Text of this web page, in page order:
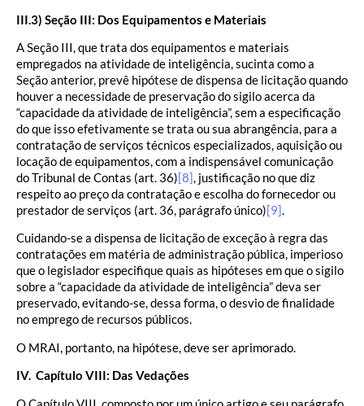
III.3) Seção III: Dos Equipamentos e Materiais
A Seção III, que trata dos equipamentos e materiais
empregados na atividade de inteligência, sucinta como a
Seção anterior, prevê hipótese de dispensa de licitação quando
houver a necessidade de preservação do sigilo acerca da
“capacidade da atividade de inteligência”, sem a especificação
do que isso efetivamente se trata ou sua abrangência, para a
contratação de serviços técnicos especializados, aquisição ou
locação de equipamentos, com a indispensável comunicação
do Tribunal de Contas (art. 36)[8], justificação no que diz
respeito ao preço da contratação e escolha do fornecedor ou
prestador de serviços (art. 36, parágrafo único)[9].
Cuidando-se a dispensa de licitação de exceção à regra das
contratações em matéria de administração pública, imperioso
que o legislador especifique quais as hipóteses em que o sigilo
sobre a “capacidade da atividade de inteligência” deva ser
preservado, evitando-se, dessa forma, o desvio de finalidade
no emprego de recursos públicos.
O MRAI, portanto, na hipótese, deve ser aprimorado.
IV. Capítulo VIII: Das Vedações